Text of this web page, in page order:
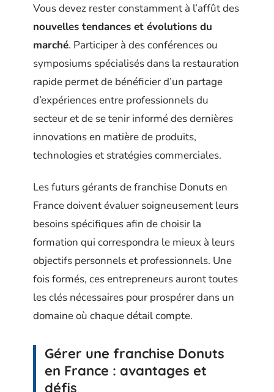
Vous devez rester constamment à l’affût des
nouvelles tendances et évolutions du
marché. Participer à des conférences ou
symposiums spécialisés dans la restauration
rapide permet de bénéficier d’un partage
d’expériences entre professionnels du
secteur et de se tenir informé des dernières
innovations en matière de produits,
technologies et stratégies commerciales.
Les futurs gérants de franchise Donuts en
France doivent évaluer soigneusement leurs
besoins spécifiques afin de choisir la
formation qui correspondra le mieux à leurs
objectifs personnels et professionnels. Une
fois formés, ces entrepreneurs auront toutes
les clés nécessaires pour prospérer dans un
domaine où chaque détail compte.
Gérer une franchise Donuts
en France : avantages et
défis